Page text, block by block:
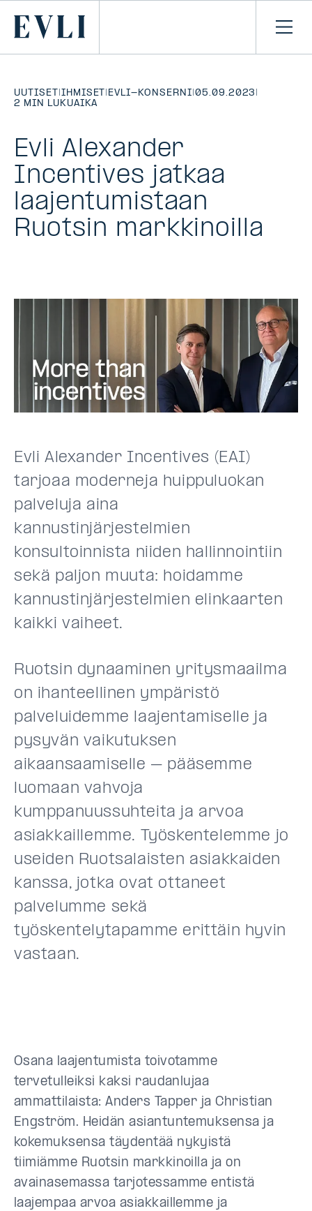
Primary
Avaa
UUTISET |IHMISET | EVLI-KONSERNI|05.09.2023 |
2 MIN LUKUAIKA
Evli Alexander
Incentives jatkaa
laajentumistaan
Ruotsin markkinoilla
Evli Alexander Incentives (EAI)
tarjoaa moderneja huippuluokan
palveluja aina
kannustinjärjestelmien
konsultoinnista niiden hallinnointiin
sekä paljon muuta: hoidamme
kannustinjärjestelmien elinkaarten
kaikki vaiheet.
Ruotsin dynaaminen yritysmaailma
on ihanteellinen ympäristö
palveluidemme laajentamiselle ja
pysyvän vaikutuksen
aikaansaamiselle – pääsemme
luomaan vahvoja
kumppanuussuhteita ja arvoa
asiakkaillemme. Työskentelemme jo
useiden Ruotsalaisten asiakkaiden
kanssa, jotka ovat ottaneet
palvelumme sekä
työskentelytapamme erittäin hyvin
vastaan.
Osana laajentumista toivotamme
tervetulleiksi kaksi raudanlujaa
ammattilaista:Anders Tapper jaChristian
Engström. Heidän asiantuntemuksensa ja
kokemuksensa täydentää nykyistä
tiimiämme Ruotsin markkinoilla ja on
avainasemassa tarjotessamme entistä
laajempaa arvoa asiakkaillemme ja